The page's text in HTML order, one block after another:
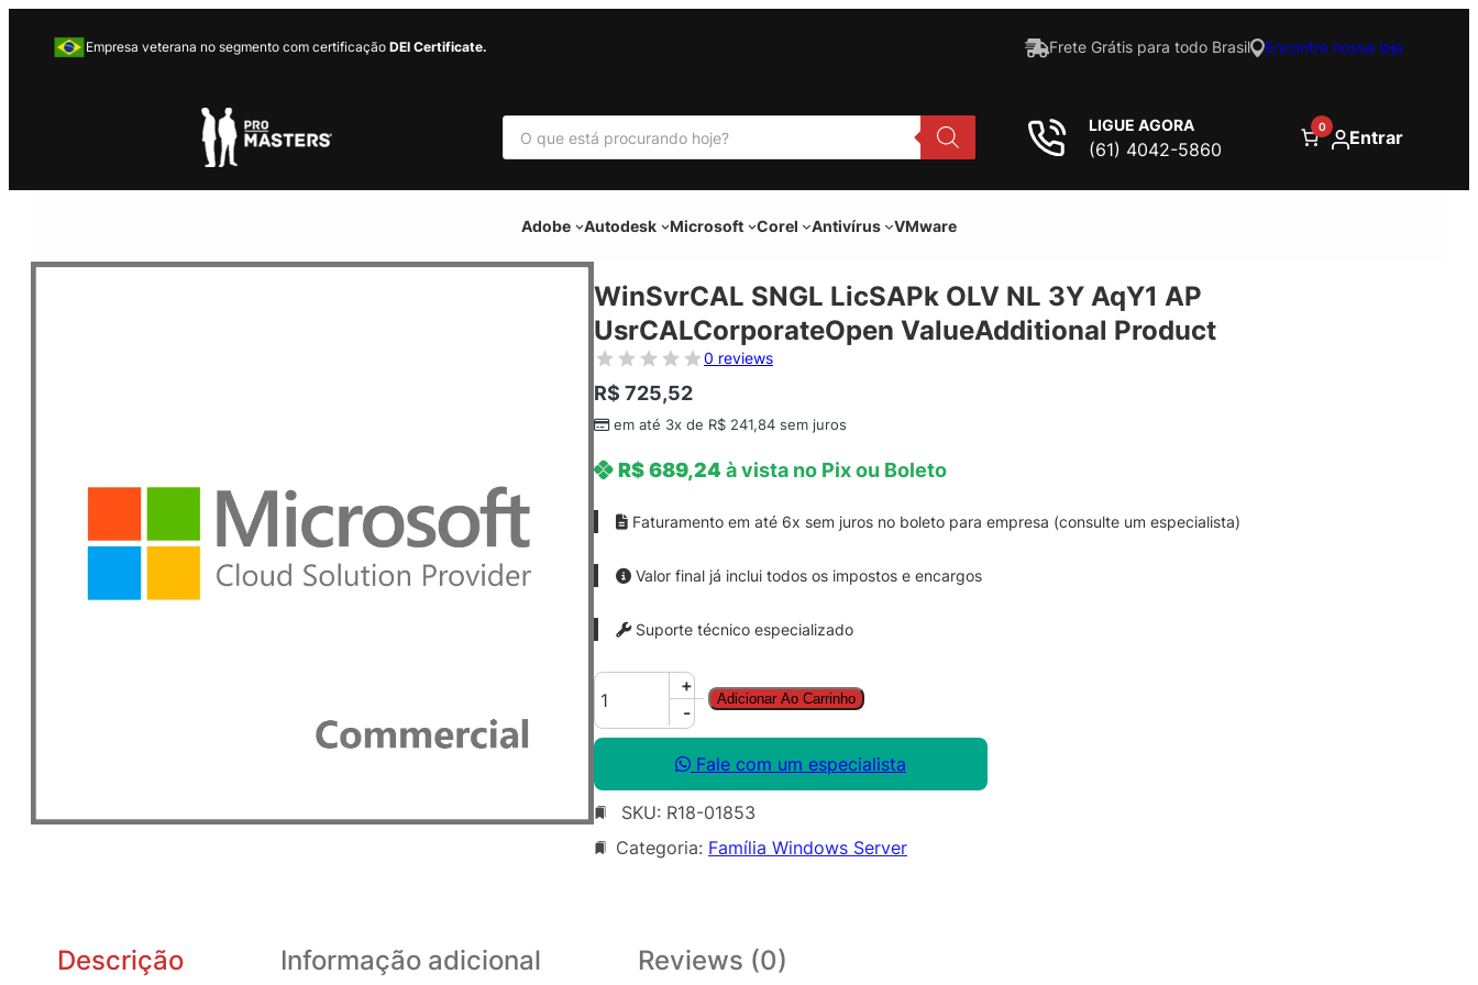
Empresa veterana no segmento com certificação DEI Certificate. Frete Grátis para todo Brasil Encontre nossa loja
P
s
u
r
LIGUE AGORA
(61) 4042-5860
0 Entrar
Adobe Autodesk Microsoft Corel Antivírus VMware
WinSvrCAL SNGL LicSAPk OLV NL 3Y AqY1 AP
UsrCALCorporateOpen ValueAdditional Product
0 reviews
R$ 725,52
em até 3x de R$ 241,84 sem juros
R$689,24 à vista no Pix ou Boleto
Faturamento em até 6x sem juros no boleto para empresa (consulte um especialista)
Valor final já inclui todos os impostos e encargos
Suporte técnico especializado
W
n
v
r
C
+
-
Adicionar Ao Carrinho
Fale com um especialista
SKU: R18-01853
Categoria: Família Windows Server
Descrição Informação adicional Reviews (0)